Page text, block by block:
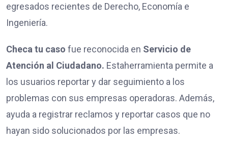
egresados recientes de Derecho, Economía e
Ingeniería.
Checa tu caso fue reconocida en Servicio de
Atención al Ciudadano. Estaherramienta permite a
los usuarios reportar y dar seguimiento a los
problemas con sus empresas operadoras. Además,
ayuda a registrar reclamos y reportar casos que no
hayan sido solucionados por las empresas.